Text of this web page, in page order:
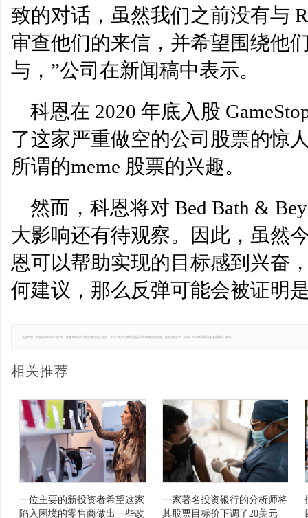
致的对话，虽然我们之前没有与
审查他们的来信，并希望围绕他
与，”公司在新闻稿中表示。
科恩在 2020 年底入股
了这家严重做空的公司股票的惊
所谓的meme 股票的兴趣。
然而，科恩将对 Bed Bath &
大影响还有待观察。因此，虽然
恩可以帮助实现的目标感到兴奋
何建议，那么反弹可能会被证明
免责声明：本文版权归原作者所有，转载文章仅为传播更多信息之目的，并不代表本站赞同其观点和对其真实性负责。如有侵权行为，请第一时间联系我们修改或删除，多谢。
相关推荐
一位主要的新投资者希望这家
陷入困境的零售商做出一些改
一家著名投资银行的分析师将
其股票目标价下调了20美元